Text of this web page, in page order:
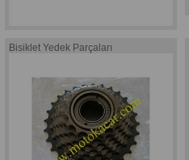
Bisiklet Yedek Parçaları